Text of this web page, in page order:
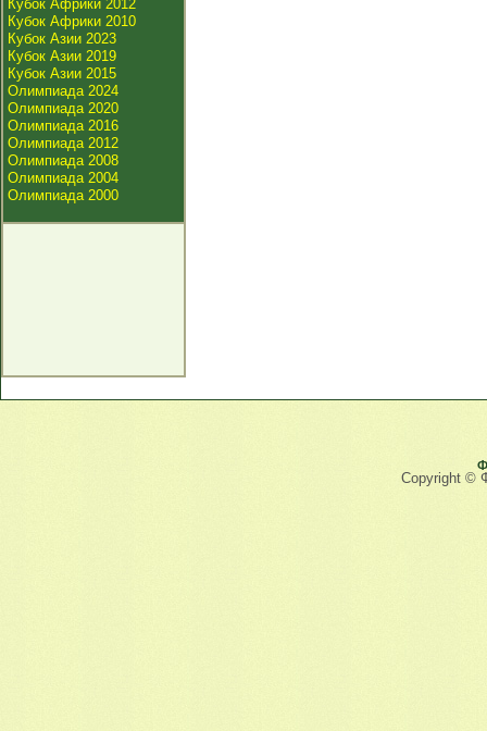
Кубок Африки 2012
Кубок Африки 2010
Кубок Азии 2023
Кубок Азии 2019
Кубок Азии 2015
Олимпиада 2024
Олимпиада 2020
Олимпиада 2016
Олимпиада 2012
Олимпиада 2008
Олимпиада 2004
Олимпиада 2000
Copyright ©